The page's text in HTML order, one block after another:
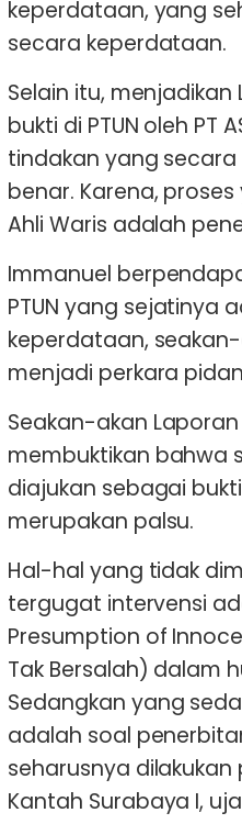
keperdataan, yang
secara keperdataan.
Selain itu,
bukti di PTUN oleh PT
tindakan yang
benar. Karena,
Ahli Waris adalah
Immanuel
PTUN yang sejatinya
keperdataan,
menjadi perkara
Seakan-akan
membuktikan bahwa
diajukan sebagai
merupakan palsu.
Hal-hal yang tidak
tergugat intervensi
Presumption of
Tak Bersalah) dalam
Sedangkan yang
adalah soal
seharusnya
Kantah Surabaya I,